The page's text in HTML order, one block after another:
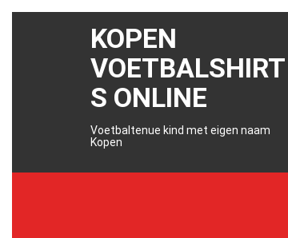
KOPEN
VOETBALSHIRT
S ONLINE
Voetbaltenue kind met eigen naam
Kopen